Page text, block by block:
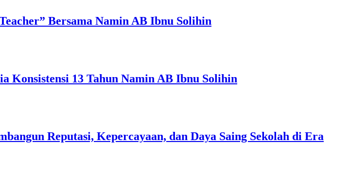
Bersama Namin AB Ibnu Solihin
Konsistensi 13 Tahun Namin AB Ibnu Solihin
Reputasi, Kepercayaan, dan Daya Saing Sekolah di Era